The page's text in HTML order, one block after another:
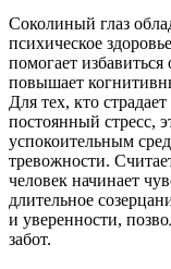
Соколиный глаз
психическое
помогает
повышает
Для тех, кто
постоянный стресс,
успокоительным
тревожности.
человек начинает
длительное
и уверенности,
забот.